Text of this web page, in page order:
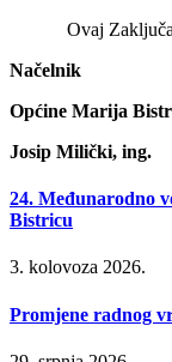
Ovaj Zaključak
Načelnik
Općine Marija
Josip Milički, ing.
24. Međunarodno vozočašće konjskih zaprega u Mariju
Bistricu
3. kolovoza 2026.
Promjene radnog